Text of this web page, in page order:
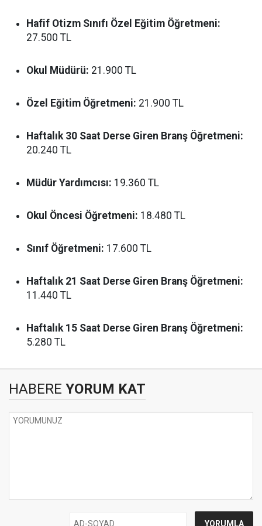
Hafif Otizm Sınıfı Özel Eğitim Öğretmeni:
27.500 TL
Okul Müdürü: 21.900 TL
Özel Eğitim Öğretmeni: 21.900 TL
Haftalık 30 Saat Derse Giren Branş Öğretmeni:
20.240 TL
Müdür Yardımcısı: 19.360 TL
Okul Öncesi Öğretmeni: 18.480 TL
Sınıf Öğretmeni: 17.600 TL
Haftalık 21 Saat Derse Giren Branş Öğretmeni:
11.440 TL
Haftalık 15 Saat Derse Giren Branş Öğretmeni:
5.280 TL
HABERE YORUM KAT